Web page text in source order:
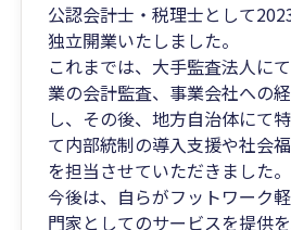
公認会計士・税理士として
独立開業いたしました。
これまでは、大手監査法人に
業の会計監査、事業会社への
し、その後、地方自治体にて
て内部統制の導入支援や社会
を担当させていただきました。
今後は、自らがフットワーク
門家としてのサービスを提供